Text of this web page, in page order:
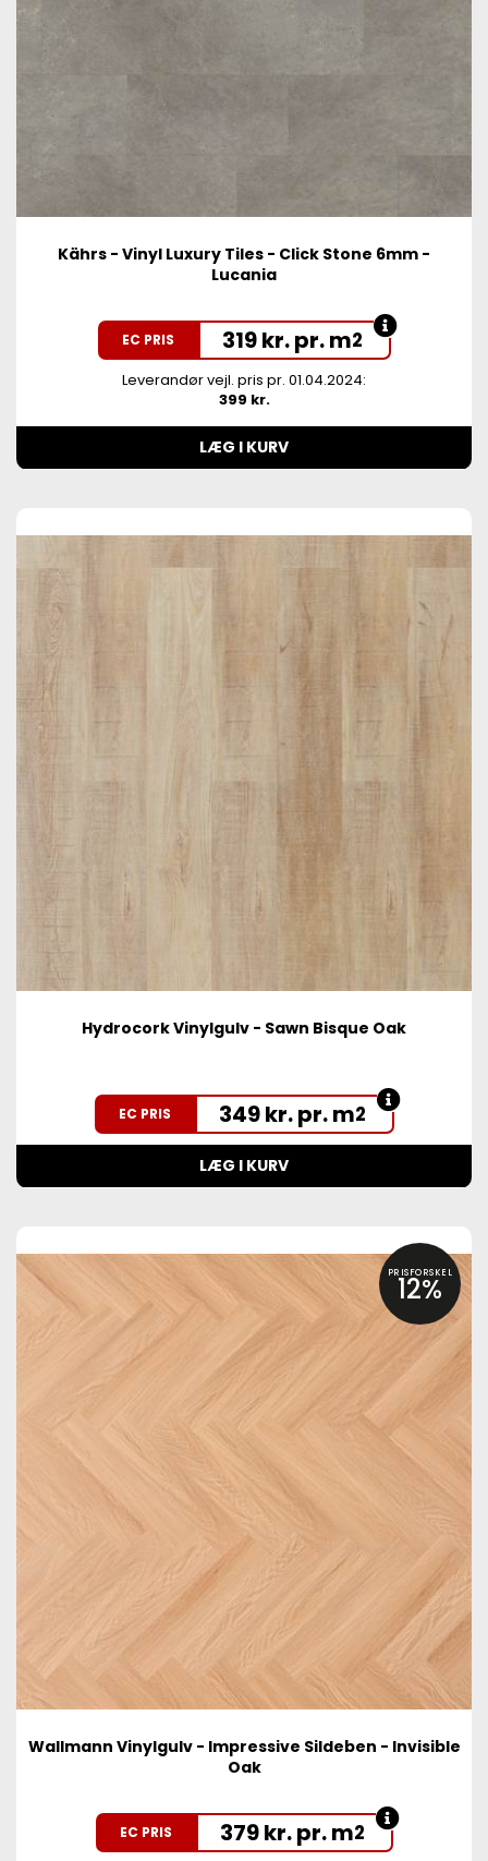
Kährs - Vinyl Luxury Tiles - Click Stone 6mm -
Lucania
EC PRIS 319 kr. pr. m2
Leverandør vejl. pris pr. 01.04.2024:
399 kr.
LÆG I KURV
Hydrocork Vinylgulv - Sawn Bisque Oak
EC PRIS 349 kr. pr. m2
LÆG I KURV
PRISFORSKEL
12%
Wallmann Vinylgulv - Impressive Sildeben - Invisible
Oak
EC PRIS 379 kr. pr. m2